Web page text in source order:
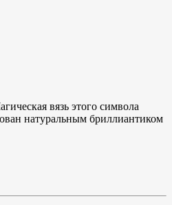
вязь этого символа
натуральным бриллиантиком